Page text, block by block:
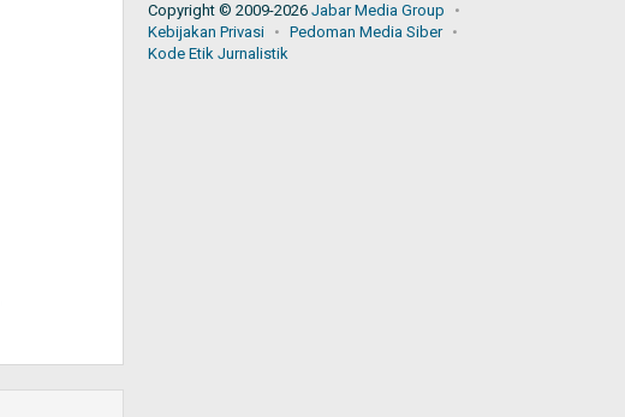
Copyright © 2009-2026Jabar Media Group
Kebijakan Privasi
Pedoman Media Siber
Kode Etik Jurnalistik